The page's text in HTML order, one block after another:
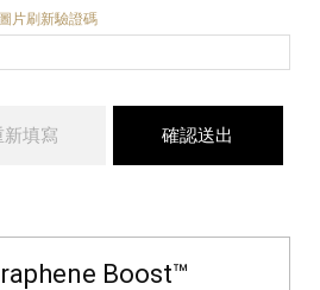
片刷新驗證碼
Boost™